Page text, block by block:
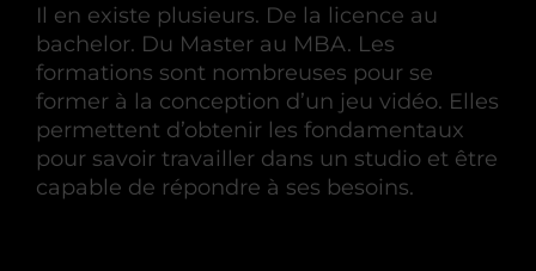
Il en existe plusieurs. De la licence au
bachelor. Du Master au MBA. Les
formations sont nombreuses pour se
former à la conception d’un jeu vidéo. Elles
permettent d’obtenir les fondamentaux
pour savoir travailler dans un studio et être
capable de répondre à ses besoins.